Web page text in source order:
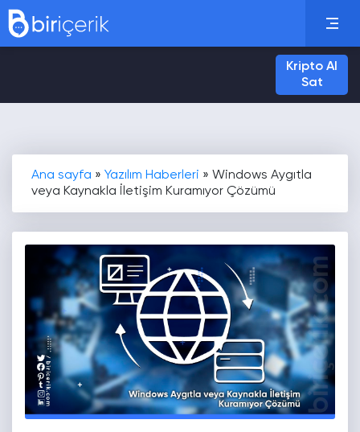
Kripto Al
Sat
Ana sayfa » Yazılım Haberleri » Windows Aygıtla
veya Kaynakla İletişim Kuramıyor Çözümü